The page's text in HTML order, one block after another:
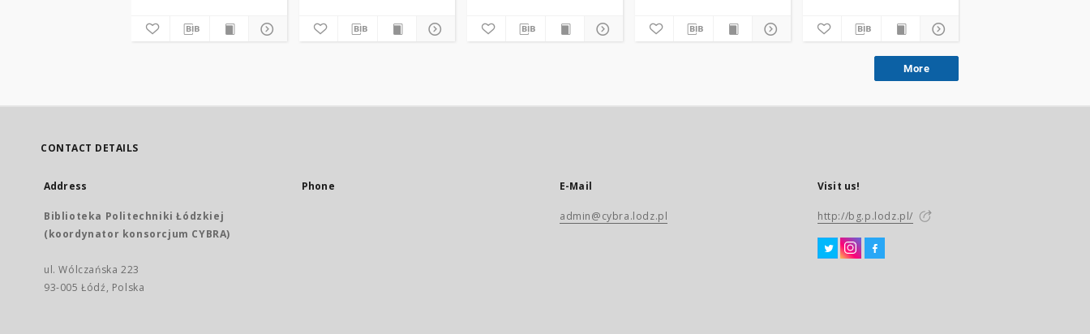
More
CONTACT DETAILS
Address
Biblioteka Politechniki Łódzkiej
(koordynator konsorcjum CYBRA)
ul. Wólczańska 223
93-005 Łódź, Polska
Phone E-Mail
admin@cybra.lodz.pl
Visit us!
http://bg.p.lodz.pl/